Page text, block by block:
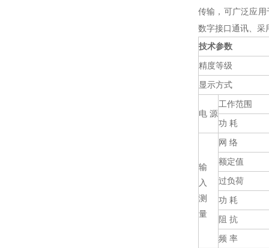
传输，可广泛应
数字接口通讯、采
技术参数
精度等级
显示方式
电 源
工作范围
功 耗
输
入
测
量
网 络
额定值
过负荷
功 耗
阻 抗
频 率